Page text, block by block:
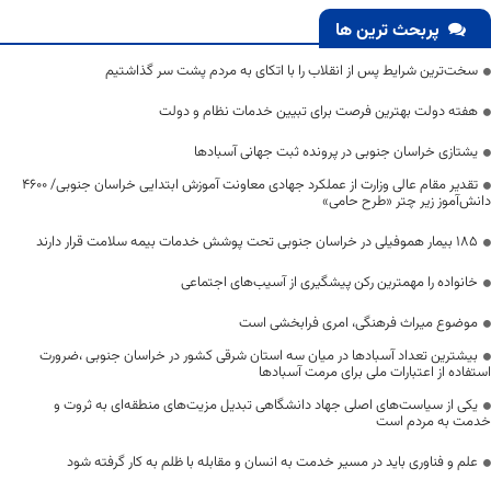
پربحث ترین ها
سخت‌ترین شرایط پس از انقلاب را با اتکای به مردم پشت سر گذاشتیم
هفته دولت بهترین فرصت برای تبیین خدمات نظام و دولت
یشتازی خراسان جنوبی در پرونده ثبت جهانی آسبادها
تقدیر مقام عالی وزارت از عملکرد جهادی معاونت آموزش ابتدایی خراسان جنوبی/ ۴۶۰۰
دانش‌آموز زیر چتر «طرح حامی»
۱۸۵ بیمار هموفیلی در خراسان جنوبی تحت پوشش خدمات بیمه سلامت قرار دارند
خانواده را مهمترین رکن پیشگیری از آسیب‌های اجتماعی
موضوع میراث فرهنگی، امری فرابخشی است
بیشترین تعداد آسبادها در میان سه استان شرقی کشور در خراسان جنوبی ،ضرورت
استفاده از اعتبارات ملی برای مرمت آسبادها
یکی از سیاست‌های اصلی جهاد دانشگاهی تبدیل مزیت‌های منطقه‌ای به ثروت و
خدمت به مردم است
علم و فناوری باید در مسیر خدمت به انسان و مقابله با ظلم به کار گرفته شود